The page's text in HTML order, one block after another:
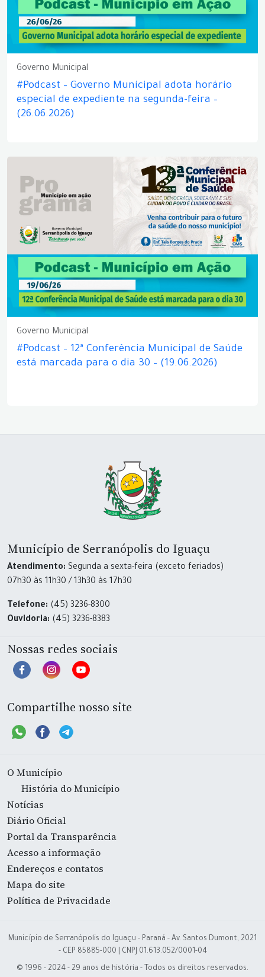
Governo Municipal
#Podcast – Governo Municipal adota horário
especial de expediente na segunda-feira –
(26.06.2026)
Governo Municipal
#Podcast – 12ª Conferência Municipal de Saúde
está marcada para o dia 30 – (19.06.2026)
Município de Serranópolis do Iguaçu
Atendimento: Segunda a sexta-feira (exceto feriados)
07h30 às 11h30 / 13h30 às 17h30
Telefone: (45) 3236-8300
Ouvidoria: (45) 3236-8383
Nossas redes sociais
Compartilhe nosso site
O Município
História do Município
Notícias
Diário Oficial
Portal da Transparência
Acesso a informação
Endereços e contatos
Mapa do site
Política de Privacidade
Município de Serranópolis do Iguaçu - Paraná - Av. Santos Dumont, 2021
- CEP 85885-000 | CNPJ 01.613.052/0001-04
© 1996 - 2024 - 29 anos de história - Todos os direitos reservados.